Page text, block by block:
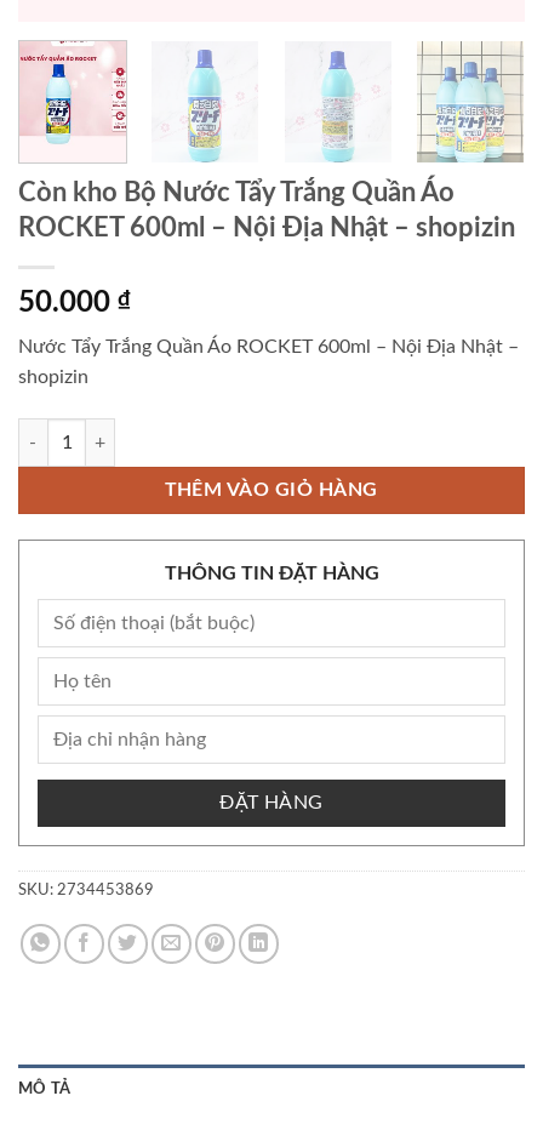
Còn kho Bộ Nước Tẩy Trắng Quần Áo
ROCKET 600ml – Nội Địa Nhật – shopizin
50.000 ₫
Nước Tẩy Trắng Quần Áo ROCKET 600ml – Nội Địa Nhật –
shopizin
Còn kho Bộ Nước Tẩy Trắng Quần Áo ROCKET 600ml - Nội Địa Nhật
THÊM VÀO GIỎ HÀNG
THÔNG TIN ĐẶT HÀNG
ĐẶT HÀNG
SKU: 2734453869
MÔ TẢ